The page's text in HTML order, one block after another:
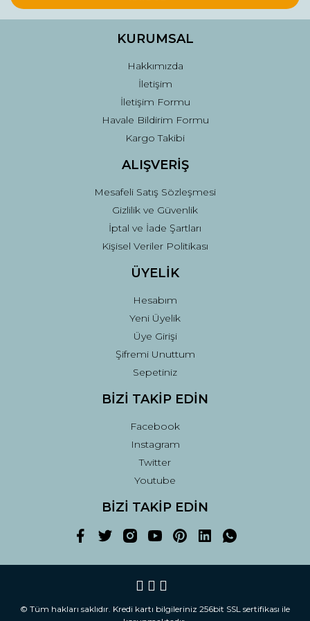
Ürün fiyatı diğer sitelerden daha pahalı.
Gönder
KURUMSAL
Hakkımızda
İletişim
İletişim Formu
Havale Bildirim Formu
Kargo Takibi
ALIŞVERİŞ
Mesafeli Satış Sözleşmesi
Gizlilik ve Güvenlik
İptal ve İade Şartları
Kişisel Veriler Politikası
ÜYELİK
Hesabım
Yeni Üyelik
Üye Girişi
Şifremi Unuttum
Sepetiniz
BİZİ TAKİP EDİN
Facebook
Instagram
Twitter
Youtube
BİZİ TAKİP EDİN
© Tüm hakları saklıdır. Kredi kartı bilgileriniz 256bit SSL sertifikası ile